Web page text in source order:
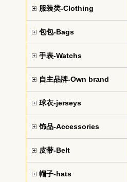
服装类-Clothing
包包-Bags
手表-Watchs
自主品牌-Own brand
球衣-jerseys
饰品-Accessories
皮带-Belt
帽子-hats